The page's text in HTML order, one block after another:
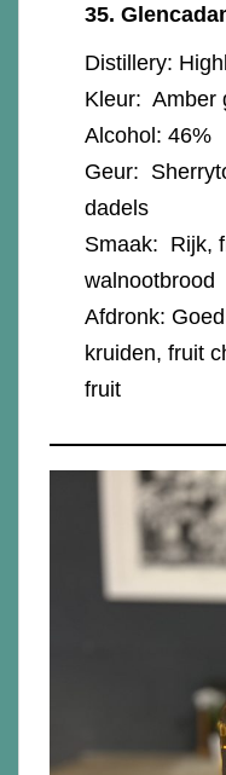
35.
Distillery:
Kleur: Amber
Alcohol: 46%
Geur:
dadels
Smaak: Rijk,
walnootbrood
Afdronk:
kruiden, fruit
fruit